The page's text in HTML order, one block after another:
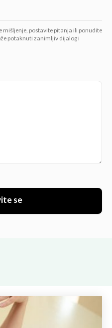
mišljenje, postavite pitanja ili ponudite
potaknuti zanimljiv dijalog i
se